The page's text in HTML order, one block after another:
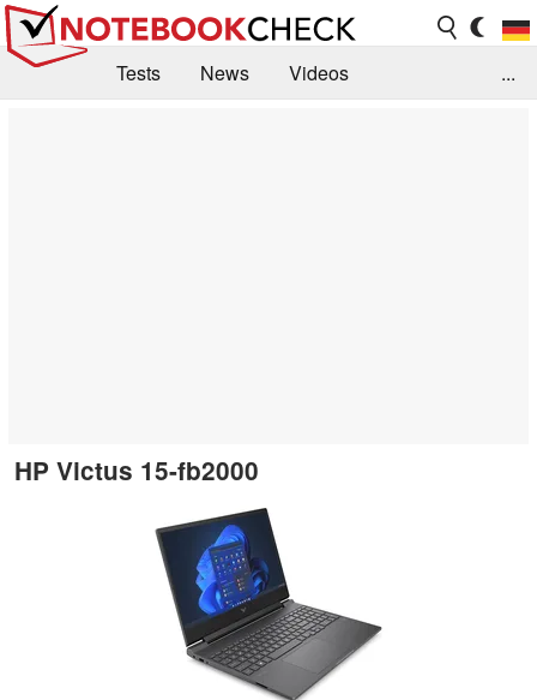
Tests News
Videos
...
HP Victus 15-fb2000